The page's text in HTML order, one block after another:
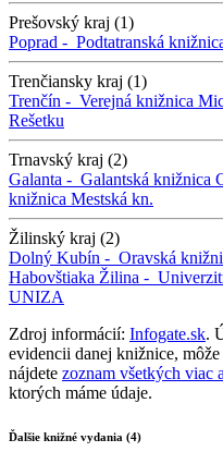
Prešovský kraj (1)
Poprad - Podtatranská
Trenčiansky kraj (1)
Trenčín - Verejná knižnica
Rešetku
Trnavský kraj (2)
Galanta - Galantská knižnica
knižnica Mestská kn.
Žilinský kraj (2)
Dolný Kubín - Oravská
Habovštiaka Žilina -
UNIZA
Zdroj informácií: Infogate.sk.
evidencii danej knižnice,
nájdete zoznam všetkých viac
ktorých máme údaje.
Ďalšie knižné vydania (4)